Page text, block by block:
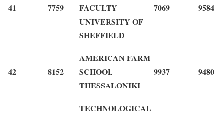
41 7759
FACULTY
UNIVERSITY OF
SHEFFIELD
7069 9584
42 8152
AMERICAN FARM
SCHOOL
THESSALONIKI
9937 9480
TECHNOLOGICAL